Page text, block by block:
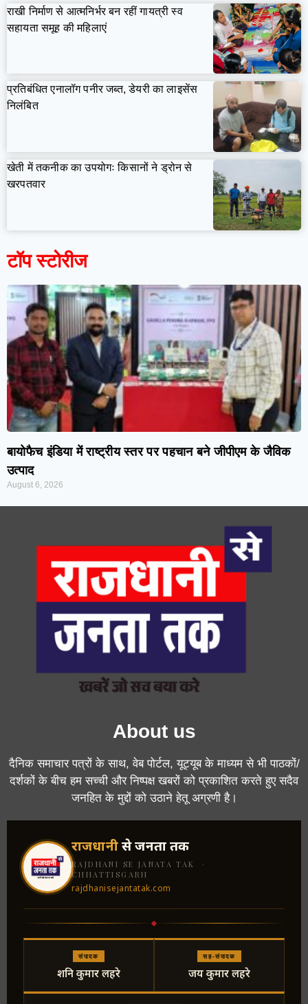
राखी निर्माण से आत्मनिर्भर बन रहीं गायत्री स्व
सहायता समूह की महिलाएं
प्रतिबंधित एनालॉग पनीर जब्त, डेयरी का लाइसेंस
निलंबित
खेती में तकनीक का उपयोगः किसानों ने ड्रोन से
खरपतवार
टॉप स्टोरीज
बायोफैच इंडिया में राष्ट्रीय स्तर पर पहचान बने जीपीएम के जैविक
उत्पाद
August 6, 2026
About us
दैनिक समाचार पत्रों के साथ, वेब पोर्टल, यूट्यूब के माध्यम से भी पाठकों/
दर्शकों के बीच हम सच्ची और निष्पक्ष खबरों को प्रकाशित करते हुए सदैव
जनहित के मुद्दों को उठाने हेतू अग्रणी है।
राजधानीसे जनता तक
RAJDHANI SE JANATA TAK ·
CHHATTISGARH
rajdhanisejantatak.com
संपादक
शनि कुमार लहरे
सह-संपादक
जय कुमार लहरे